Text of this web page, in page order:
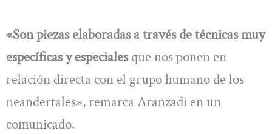
«Son piezas elaboradas a través de técnicas muy
específicas y especialesque nos ponen en
relación directa con el grupo humano de los
neandertales», remarca Aranzadi en un
comunicado.